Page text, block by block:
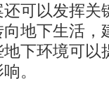
可以发挥关
地下生活，
下环境可以
。